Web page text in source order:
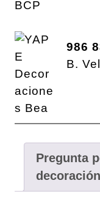
986
B.
Pregunta
decoración